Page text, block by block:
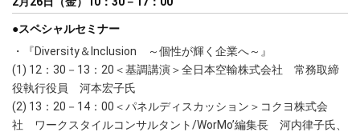
●スペシャルセミナー
・『Diversity＆Inclusion ～個性が輝く企業へ～』
(1) 12：30－13：20＜基調講演＞全日本空輸株式会社 常務取締
役執行役員 河本宏子氏
(2) 13：20－14：00＜パネルディスカッション＞コクヨ株式会
社 ワークスタイルコンサルタント/WorMo’編集長 河内律子氏、